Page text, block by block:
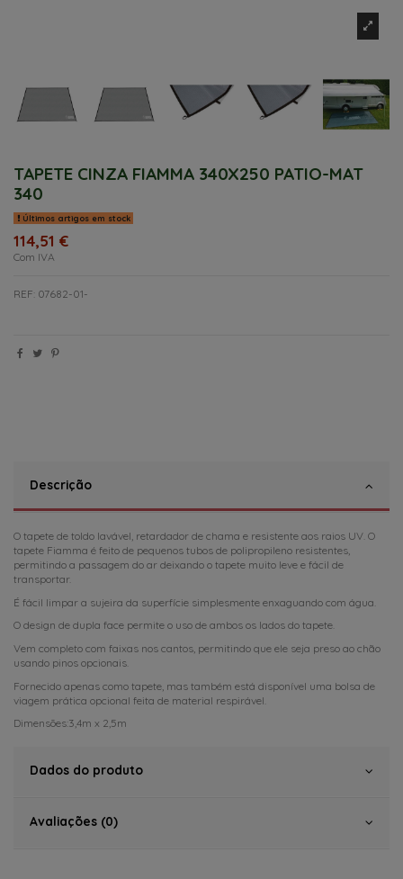
TAPETE CINZA FIAMMA 340X250 PATIO-MAT
340
Últimos artigos em stock
114,51 €
Com IVA
REF: 07682-01-
Descrição
O tapete de toldo lavável, retardador de chama e resistente aos raios UV. O
tapete Fiamma é feito de pequenos tubos de polipropileno resistentes,
permitindo a passagem do ar deixando o tapete muito leve e fácil de
transportar.
É fácil limpar a sujeira da superfície simplesmente enxaguando com água.
O design de dupla face permite o uso de ambos os lados do tapete.
Vem completo com faixas nos cantos, permitindo que ele seja preso ao chão
usando pinos opcionais.
Fornecido apenas como tapete, mas também está disponível uma bolsa de
viagem prática opcional feita de material respirável.
Dimensões:3,4m x 2,5m
Dados do produto
Avaliações (0)